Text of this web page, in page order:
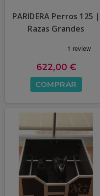
PARIDERA Perros 125 |
Razas Grandes
622,00 €
COMPRAR